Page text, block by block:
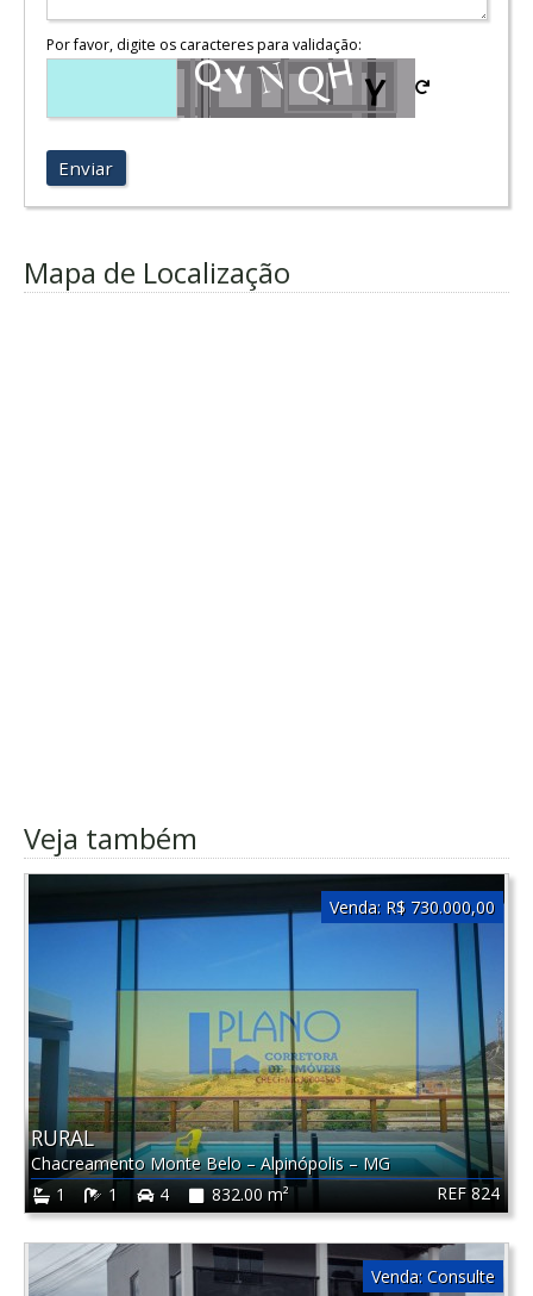
Por favor, digite os caracteres para validação:
Enviar
Mapa de Localização
Veja também
REF 824
RURAL
Chacreamento Monte Belo–Alpinópolis–MG
1
1 4 832.00 m²
Venda: R$ 730.000,00
Venda: Consulte